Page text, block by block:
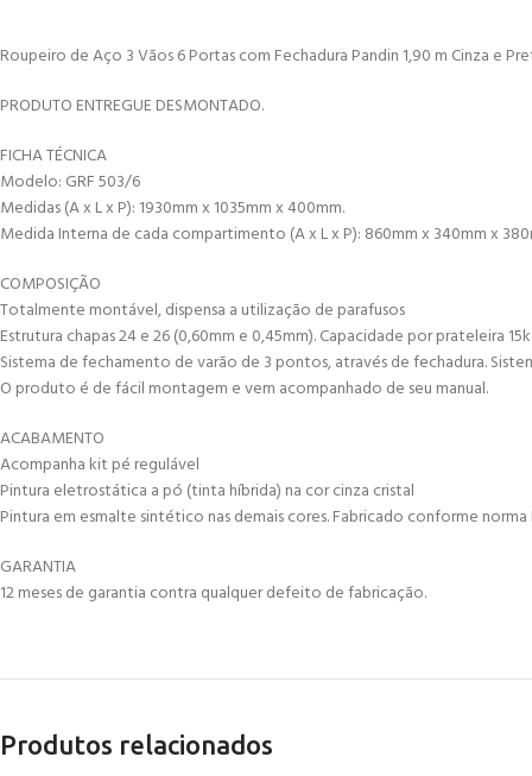
Roupeiro de Aço 3 Vãos 6 Portas com Fechadura Pandin 1,90 m Cinza e
PRODUTO ENTREGUE DESMONTADO.
FICHA TÉCNICA
Modelo: GRF 503/6
Medidas (A x L x P): 1930mm x 1035mm x 400mm.
Medida Interna de cada compartimento (A x L x P): 860mm x 340mm x
COMPOSIÇÃO
Totalmente montável, dispensa a utilização de parafusos
Estrutura chapas 24 e 26 (0,60mm e 0,45mm). Capacidade por prateleira
Sistema de fechamento de varão de 3 pontos, através de fechadura.
O produto é de fácil montagem e vem acompanhado de seu manual.
ACABAMENTO
Acompanha kit pé regulável
Pintura eletrostática a pó (tinta híbrida) na cor cinza cristal
Pintura em esmalte sintético nas demais cores. Fabricado conforme norma
GARANTIA
12 meses de garantia contra qualquer defeito de fabricação.
Produtos relacionados